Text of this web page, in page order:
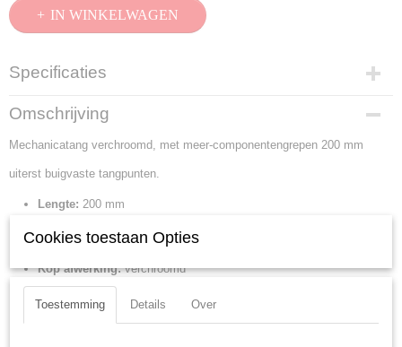
IN WINKELWAGEN
Specificaties
Productcode
38 25 200
EAN code
Productcode leverancier
38 25 200
0,21 Kg
Afmetingen (l,b,h)
29,90 x 5,20 x 1,90 cm
Omschrijving
Mechanicatang verchroomd, met meer-componentengrepen 200 mm
uiterst buigvaste tangpunten.
Lengte: 200 mm
Benen/handgrepen: met meer-componentengrepen
Kop afwerking:verchroomd
Hoek:40 graden
Kopbreedte:
17.5 mm
Cookies toestaan Opties
Toestemming Details Over